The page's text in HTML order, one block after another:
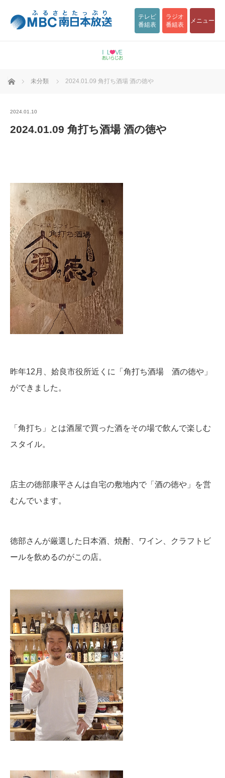
テレビ
番組表
ラジオ
番組表
メニュー
ホーム 未分類 2024.01.09 角打ち酒場 酒の徳や
2024.01.10
2024.01.09 角打ち酒場 酒の徳や
昨年12月、姶良市役所近くに「角打ち酒場 酒の徳や」
ができました。
「角打ち」とは酒屋で買った酒をその場で飲んで楽しむ
スタイル。
店主の徳部康平さんは自宅の敷地内で「酒の徳や」を営
むんでいます。
徳部さんが厳選した日本酒、焼酎、ワイン、クラフトビ
ールを飲めるのがこの店。